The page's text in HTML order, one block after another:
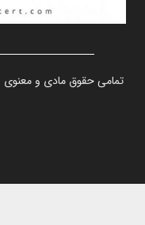
تمامی حقوق مادی و